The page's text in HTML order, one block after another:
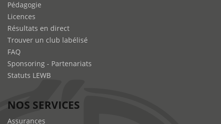
Pédagogie
Licences
Résultats en direct
Trouver un club labélisé
FAQ
Sponsoring - Partenariats
Statuts LEWB
NOS SERVICES
Assurances